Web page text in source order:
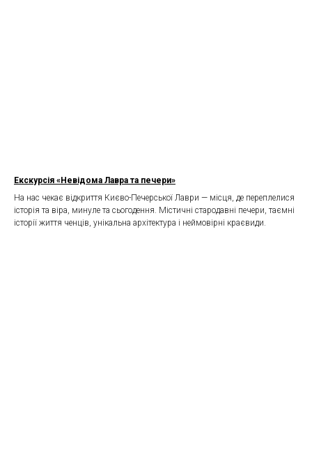
Екскурсія «Невідома Лавра та печери»
На нас чекає відкриття Києво-Печерської Лаври — місця, де переплелися
історія та віра, минуле та сьогодення. Містичні стародавні печери, таємні
історії життя ченців, унікальна архітектура і неймовірні краєвиди.